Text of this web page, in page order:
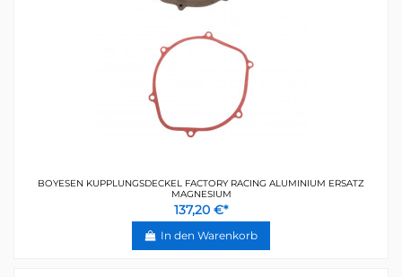
BOYESEN KUPPLUNGSDECKEL FACTORY RACING ALUMINIUM ERSATZ
MAGNESIUM
137,20 €*
In den Warenkorb